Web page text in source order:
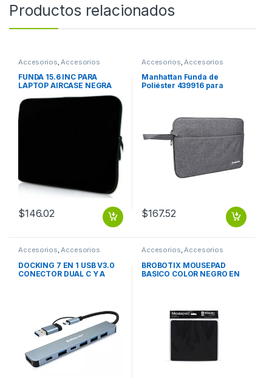
Productos relacionados
Accesorios Accesorios
Notebook / Tablet
FUNDA 15.6 INC PARA
LAPTOP AIRCASE NEGRA
$146.02
Accesorios Accesorios
Notebook / Tablet
Manhattan Funda de
Poliéster 439916 para
$167.52
Accesorios,Accesorios
Notebook / Tablet
DOCKING 7 EN 1 USB V3.0
CONECTOR DUAL C Y A
Accesorios,Accesorios
BROBOTIX MOUSEPAD
BASICO COLOR NEGRO EN
BROBOTIX